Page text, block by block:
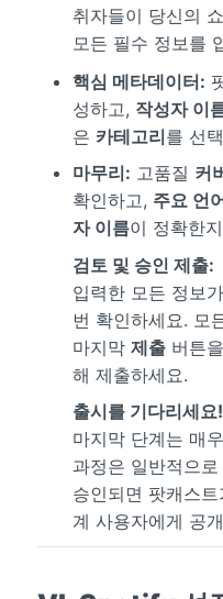
취자들이 당신의
모든 필수 정보를
핵심 메타데이터:
성하고, 작성자 이
은 카테고리를 선
마무리: 고품질 커
확인하고, 주요 언
자 이름이 정확한
검토 및 승인 제출:
입력한 모든 정보
번 확인하세요. 모
마지막 제출버튼
해 제출하세요.
출시를 기다리세요!
마지막 단계는 매
과정은 일반적으로
승인되면 팟캐스
계 사용자에게 공